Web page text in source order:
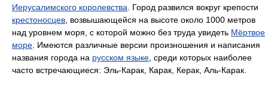
Иерусалимского королевства . Город развился вокруг крепости
крестоносцев , возвышающейся на высоте около 1000 метров
над уровнем моря, с которой можно без труда увидеть Мёртвое
море . Имеются различные версии произношения и написания
названия города на русском языке , среди которых наиболее
часто встречающиеся: Эль-Карак, Карак, Керак, Аль-Карак.